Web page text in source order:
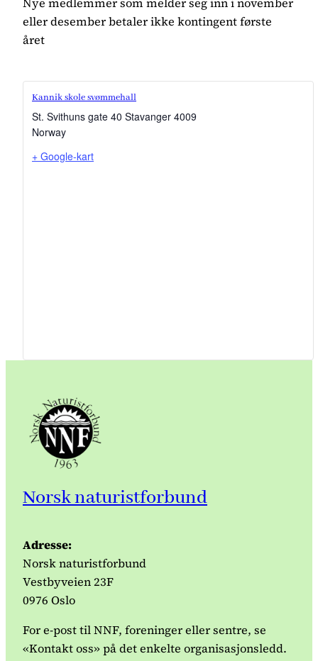
eller desember betaler ikke kontingent første
året
Kannik skole svømmehall
St. Svithuns gate 40 Stavanger 4009
Norway
+ Google-kart
Norsk naturistforbund
Adresse:
Norsk naturistforbund
Vestbyveien 23F
0976 Oslo
For e-post til NNF, foreninger eller sentre, se
«Kontakt oss» på det enkelte organisasjonsledd.